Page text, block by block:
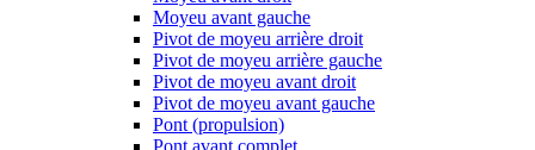
Moyeu avant gauche
Pivot de moyeu arrière droit
Pivot de moyeu arrière gauche
Pivot de moyeu avant droit
Pivot de moyeu avant gauche
Pont (propulsion)
Pont avant complet